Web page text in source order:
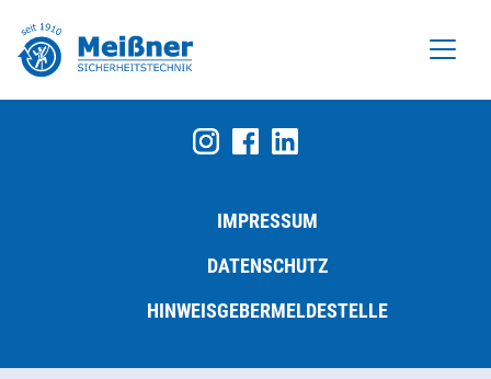
IMPRESSUM
DATENSCHUTZ
HINWEISGEBERMELDESTELLE